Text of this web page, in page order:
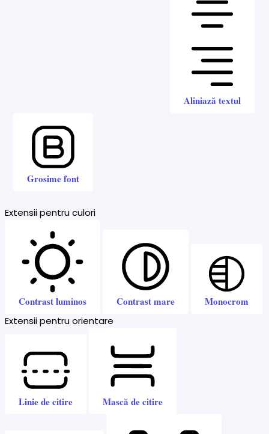
Aliniază textul
Grosime font
Extensii pentru culori
Contrast luminos Contrast mare Monocrom
Extensii pentru orientare
Linie de citire Mască de citire